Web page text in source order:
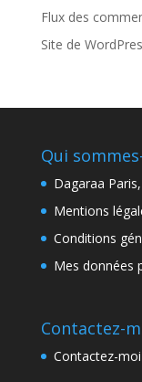
Flux des
Site de
Qui
Dagaraa
Mentions
Conditions
Mes données
Contactez-
Contactez-moi